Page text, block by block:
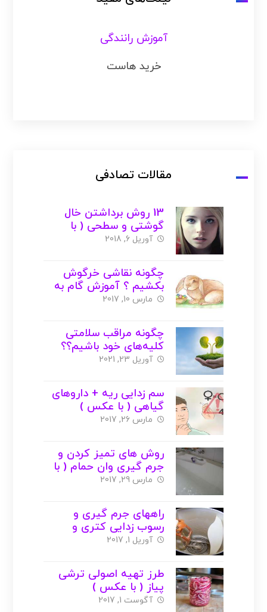
آموزش رانندگی
خرید هاست
مقالات تصادفی
13 روش برداشتن خال
گوشتی و سطحی ( با
عکس )
آوریل 6, 2018
چگونه نقاشی خرگوش
بکشیم ؟ آموزش گام به
گام با عکس + ویدیو
مارس 10, 2017
چگونه مراقب سلامتی
کلیه‌های خود باشیم؟؟
آوریل 23, 2021
سم زدایی ریه + داروهای
گیاهی ( با عکس )
مارس 26, 2017
روش های تمیز کردن و
جرم گیری وان حمام ( با
عکس )
مارس 29, 2017
راههای جرم گیری و
رسوب زدایی کتری و
سماور ( با عکس )
آوریل 1, 2017
طرز تهیه اصولی ترشی
پیاز ( با عکس )
آگوست 1, 2017